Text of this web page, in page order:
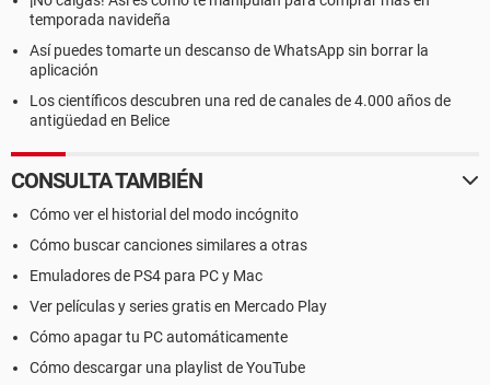
temporada navideña
Así puedes tomarte un descanso de WhatsApp sin borrar la
aplicación
Los científicos descubren una red de canales de 4.000 años de
antigüedad en Belice
CONSULTA TAMBIÉN
Cómo ver el historial del modo incógnito
Cómo buscar canciones similares a otras
Emuladores de PS4 para PC y Mac
Ver películas y series gratis en Mercado Play
Cómo apagar tu PC automáticamente
Cómo descargar una playlist de YouTube